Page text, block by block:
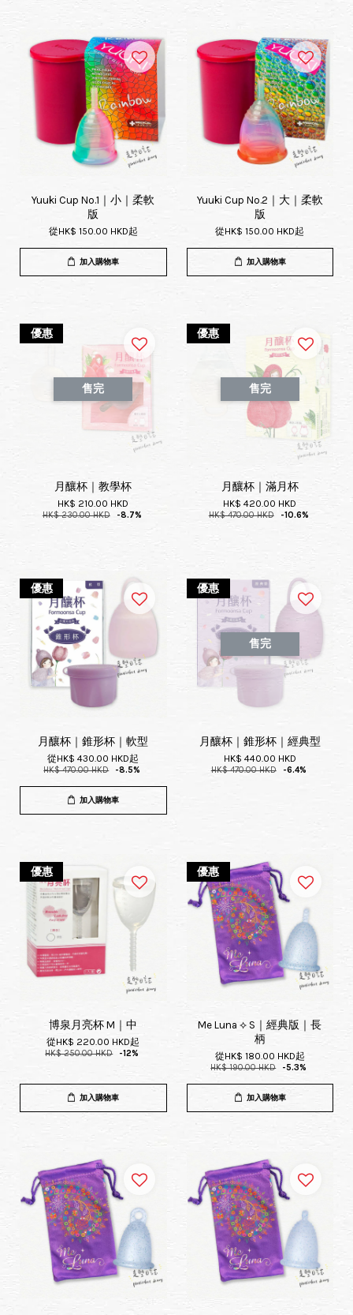
Yuuki Cup No.1｜小｜柔軟
版
從HK$ 150.00 HKD起
加入購物車
Yuuki Cup No.2｜大｜柔軟
版
從HK$ 150.00 HKD起
加入購物車
優惠
售完
月釀杯｜教學杯
HK$ 210.00 HKD
HK$ 230.00 HKD -8.7%
優惠
售完
月釀杯｜滿月杯
HK$ 420.00 HKD
HK$ 470.00 HKD -10.6%
優惠
月釀杯｜錐形杯｜軟型
從HK$ 430.00 HKD起
HK$ 470.00 HKD -8.5%
加入購物車
優惠
售完
月釀杯｜錐形杯｜經典型
HK$ 440.00 HKD
HK$ 470.00 HKD -6.4%
優惠
博泉月亮杯 M｜中
從HK$ 220.00 HKD起
HK$ 250.00 HKD -12%
加入購物車
優惠
Me Luna ⟡ S｜經典版｜長
柄
從HK$ 180.00 HKD起
HK$ 190.00 HKD -5.3%
加入購物車